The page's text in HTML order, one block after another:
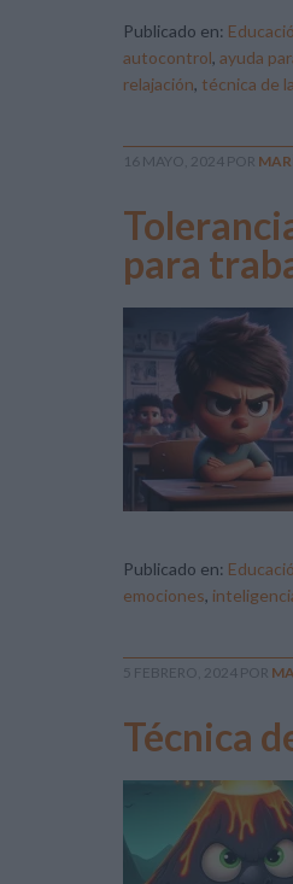
Publicado en:
autocontrol, ayuda
relajación, técnica de
16 MAYO, 2024 POR
para
Publicado en:
emociones,
5 FEBRERO, 2024 POR
Técnica